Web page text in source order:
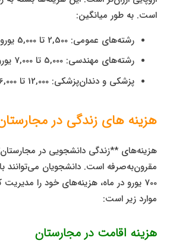
است. به طور میانگین:
رشته‌های عمومی: 2,500 تا 5,000 یورو در سال.
رشته‌های مهندسی: 5,000 تا 7,000 یورو در سال.
پزشکی و دندان‌پزشکی: 12,000 تا 16,000 یورو در سال.
هزینه های زندگی در
هزینه‌های **زندگی دانشجویی در
700 یورو در ماه، هزینه‌های خود را
موارد زیر است:
هزینه اقامت در مجارستان